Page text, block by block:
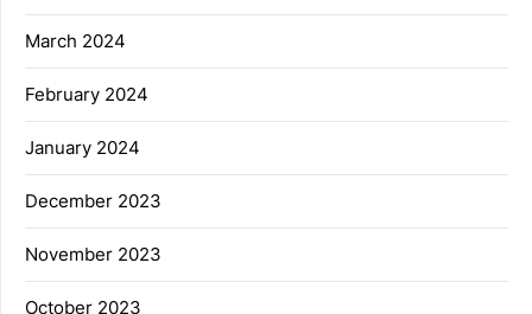
March 2024
February 2024
January 2024
December 2023
November 2023
October 2023